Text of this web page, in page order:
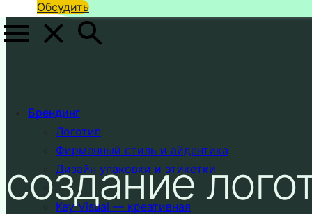
Обсудить
Брендинг
Логотип
Фирменный стиль и айдентика
Дизайн упаковки и этикетки
Key Visual — креативная
создание